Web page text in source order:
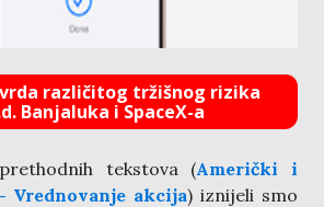
različitog tržišnog rizika
Banjaluka i SpaceX-a
tekstova (Američki i
Vrednovanje akcija) iznijeli smo